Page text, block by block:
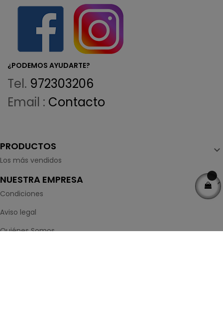
¿PODEMOS AYUDARTE?
Tel. 972303206
Email : Contacto
PRODUCTOS 
Los más vendidos
NUESTRA EMPRESA 
Condiciones
Aviso legal
Quiénes Somos